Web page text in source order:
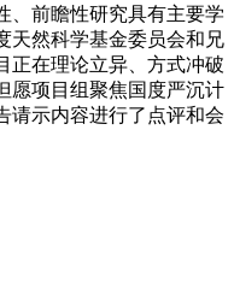
、前瞻性研究具有主要学
天然科学基金委员会和兄
正在理论立异、方式冲破
愿项目组聚焦国度严沉计
请示内容进行了点评和会